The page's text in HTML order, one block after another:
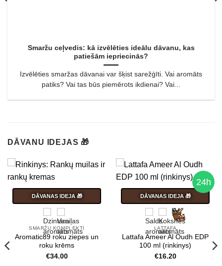
Smaržu ceļvedis: kā izvēlēties ideālu dāvanu, kas
patiešām iepriecinās?
Izvēlēties smaržas dāvanai var šķist sarežģīti. Vai aromāts
patiks? Vai tas būs piemērots ikdienai? Vai...
DĀVANU IDEJAS 🎁
DĀVANAS IDEJA 🎁
SMARŽU KOMPLEKTI
Aromatic89 roku ziepes un
roku krēms
€34.00
24h
DĀVANAS IDEJA 🎁
LATTAFA
Lattafa Ameer Al Oudh EDP
100 ml (rinkinys)
€16.20